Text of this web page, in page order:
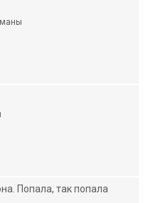
Попала, так попала